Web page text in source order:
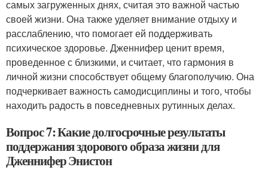
самых загруженных днях, считая это важной частью
своей жизни. Она также уделяет внимание отдыху и
расслаблению, что помогает ей поддерживать
психическое здоровье. Дженнифер ценит время,
проведенное с близкими, и считает, что гармония в
личной жизни способствует общему благополучию. Она
подчеркивает важность самодисциплины и того, чтобы
находить радость в повседневных рутинных делах.
Вопрос 7: Какие долгосрочные результаты
поддержания здорового образа жизни для
Дженнифер Энистон